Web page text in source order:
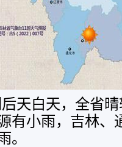
天白天，全省
有小雨，吉林、
。